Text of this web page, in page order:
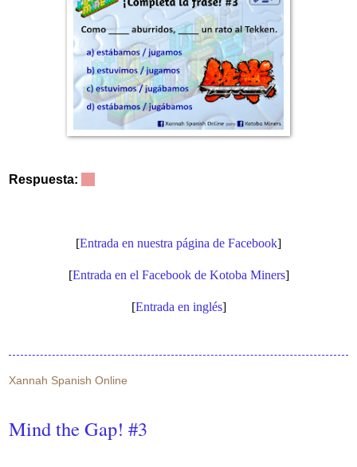
Respuesta:
[Entrada en nuestra página de Facebook]
[Entrada en el Facebook de Kotoba Miners]
[Entrada en inglés]
Xannah Spanish Online
Mind the Gap! #3